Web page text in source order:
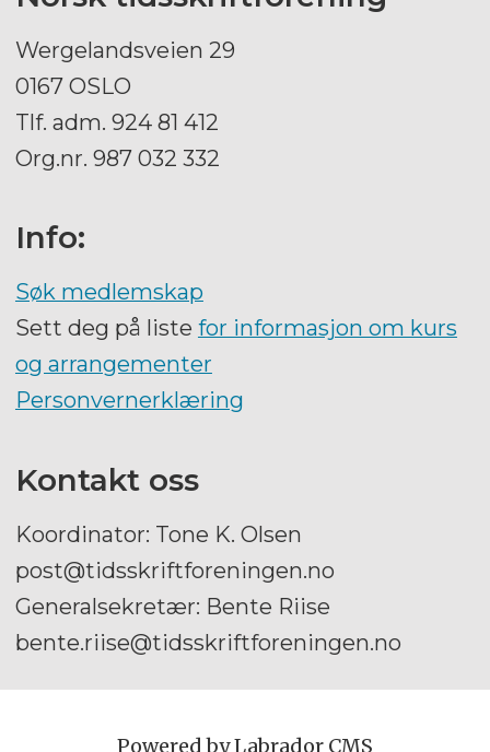
Wergelandsveien 29
0167 OSLO
Tlf. adm. 924 81 412
Org.nr. 987 032 332
Info:
Søk medlemskap
Sett deg på liste for informasjon om kurs
og arrangementer
Personvernerklæring
Kontakt oss
Koordinator: Tone K. Olsen
post@tidsskriftforeningen.no
Generalsekretær: Bente Riise
bente.riise@tidsskriftforeningen.no
Powered by Labrador CMS